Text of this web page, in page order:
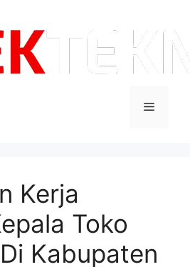
Menu
Kerja
Toko
Kabupaten